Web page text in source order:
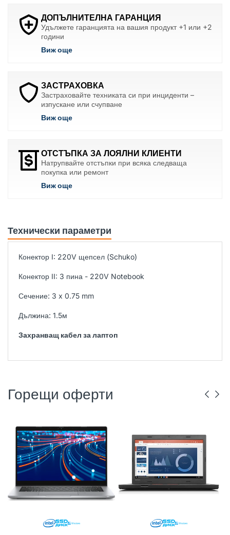
ДОПЪЛНИТЕЛНА ГАРАНЦИЯ
Удължете гаранцията на вашия продукт +1 или +2
години
Виж още
ЗАСТРАХОВКА
Застраховайте техниката си при инциденти –
изпускане или счупване
Виж още
ОТСТЪПКА ЗА ЛОЯЛНИ КЛИЕНТИ
Натрупвайте отстъпки при всяка следваща
покупка или ремонт
Виж още
Технически параметри
Конектор I: 220V щепсел (Schuko)
Конектор II: 3 пина - 220V Notebook
Сечение: 3 x 0.75 mm
Дължина: 1.5м
Захранващ кабел за лаптоп
Горещи оферти